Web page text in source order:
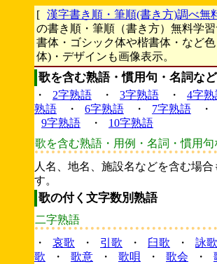
[ 漢字書き順・筆順(書き方)調べ無
の書き順・筆順（書き方）無料学
書体・ゴシック体や楷書体・など
体)・デザインも画像表示。
歌を含む熟語・慣用句・名詞など
・ 2字熟語 ・ 3字熟語 ・ 4字
熟語
・ 6字熟語 ・ 7字熟語 ・
9字熟語
・
10字熟語
歌を含む熟語・用例・名詞・慣用句
人名、地名、施設名などを含む場合
す。
歌の付く文字数別熟語
二字熟語
・
哀歌 ・ 引歌 ・ 臼歌 ・ 詠歌
歌
・ 歌意 ・ 歌唄 ・ 歌会 ・